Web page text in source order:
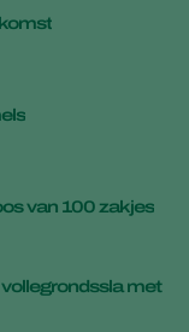
van 100 zakjes
met